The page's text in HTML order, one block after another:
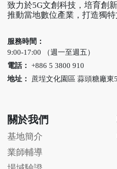
致力於5G文創科技，培育創新
推動當地數位產業，打造獨特
服務時間：
9:00-17:00 （週一至週五）
電話： +886 5 3800 910
地址： 蔗埕文化園區 蒜頭糖廠
關於我們
基地簡介
業師輔導